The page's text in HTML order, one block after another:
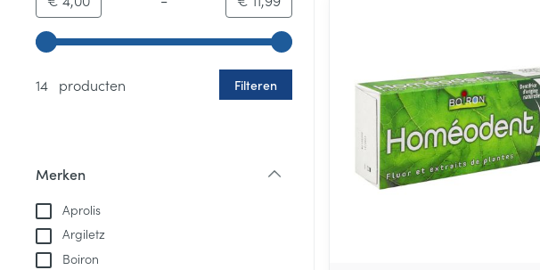
Gebruik de pijltjestoetsen links en rechts om de minimale en maximale
14 producten
Filteren
Merken
Aprolis
Argiletz
Boiron